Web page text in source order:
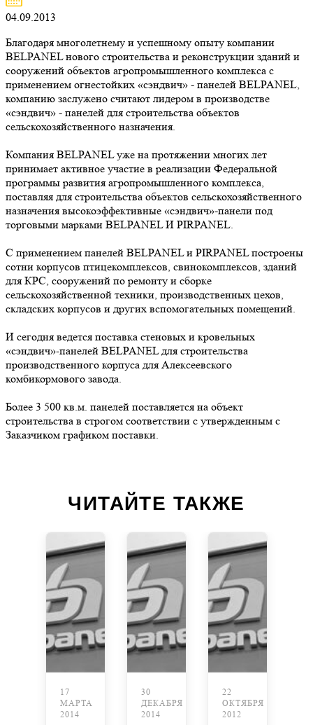
04.09.2013
Благодаря многолетнему и успешному опыту компании
BELPANEL нового строительства и реконструкции зданий и
сооружений объектов агропромышленного комплекса с
применением огнестойких «сэндвич» - панелей BELPANEL,
компанию заслужено считают лидером в производстве
«сэндвич» - панелей для строительства объектов
сельскохозяйственного назначения.
Компания BELPANEL уже на протяжении многих лет
принимает активное участие в реализации Федеральной
программы развития агропромышленного комплекса,
поставляя для строительства объектов сельскохозяйственного
назначения высокоэффективные «сэндвич»-панели под
торговыми марками BELPANEL И PIRPANEL.
С применением панелей BELPANEL и PIRPANEL построены
сотни корпусов птицекомплексов, свинокомплексов, зданий
для КРС, сооружений по ремонту и сборке
сельскохозяйственной техники, производственных цехов,
складских корпусов и других вспомогательных помещений.
И сегодня ведется поставка стеновых и кровельных
«сэндвич»-панелей BELPANEL для строительства
производственного корпуса для Алексеевского
комбикормового завода.
Более 3 500 кв.м. панелей поставляется на объект
строительства в строгом соответствии с утвержденным с
Заказчиком графиком поставки.
ЧИТАЙТЕ ТАКЖЕ
17
МАРТА
2014
30
ДЕКАБРЯ
2014
22
ОКТЯБРЯ
2012